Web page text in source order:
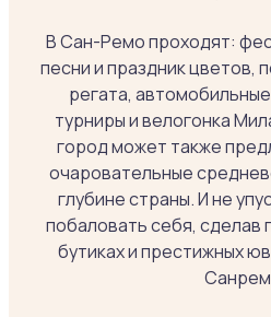
В Сан-Ремо проходят:
песни и праздник цветов,
регата,
турниры и велогонка
город может также
очаровательные
глубине страны. И не
побаловать себя, сделав
бутиках и престижных